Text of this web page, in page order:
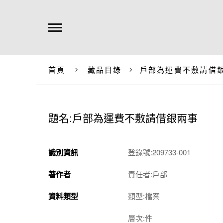
首頁 藏品目錄 戶部為運費不敷請借
題名:戶部為運費不敷請借銀兩事
識別資訊 登錄號:209733-001
著作者 責任者:戶部
資料類型 類型:檔案
層次:件